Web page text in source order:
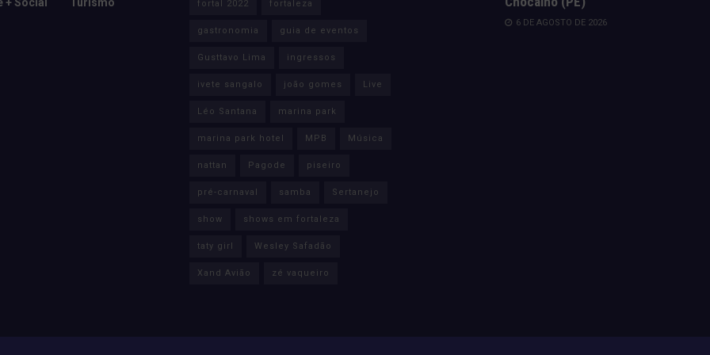
+ Social
Turismo
fortal 2022 fortaleza
gastronomia guia de eventos
Gusttavo Lima ingressos
ivete sangalo joão gomes Live
Léo Santana marina park
marina park hotel MPB Música
nattan Pagode piseiro
pré-carnaval samba Sertanejo
show shows em fortaleza
taty girl Wesley Safadão
Xand Avião zé vaqueiro
6 DE AGOSTO DE 2026